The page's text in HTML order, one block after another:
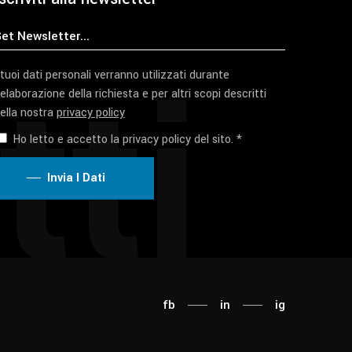
dati personali verranno utilizzati durante
della richiesta e per altri scopi descritti
nostraprivacy policy
Ho letto e accetto la privacy policy del sito. *
Invia I Dati
fb in ig